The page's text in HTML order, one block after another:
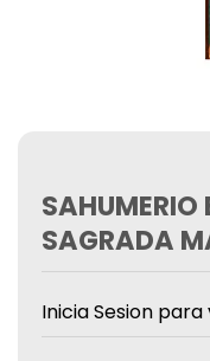
SAHUMERIO
SAGRADA
Inicia Sesion